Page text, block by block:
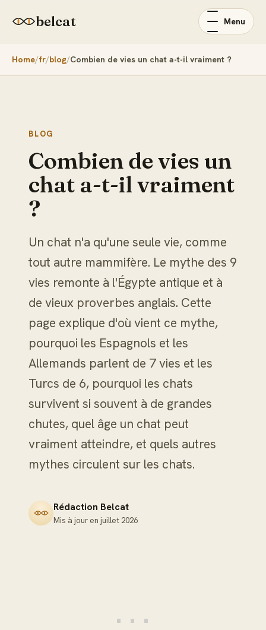
belcat Menu
Home fr blog Combien de vies un chat a-t-il vraiment ?
BLOG
Combien de vies un
chat a-t-il vraiment
?
Un chat n'a qu'une seule vie, comme
tout autre mammifère. Le mythe des 9
vies remonte à l'Égypte antique et à
de vieux proverbes anglais. Cette
page explique d'où vient ce mythe,
pourquoi les Espagnols et les
Allemands parlent de 7 vies et les
Turcs de 6, pourquoi les chats
survivent si souvent à de grandes
chutes, quel âge un chat peut
vraiment atteindre, et quels autres
mythes circulent sur les chats.
Rédaction Belcat
Mis à jour en juillet 2026